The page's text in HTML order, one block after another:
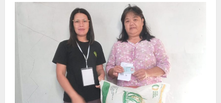
Sejumlah
Program,
Wabup
Vasung
Ikuti
Rakor
TPID
Dipimpin
Mendagri